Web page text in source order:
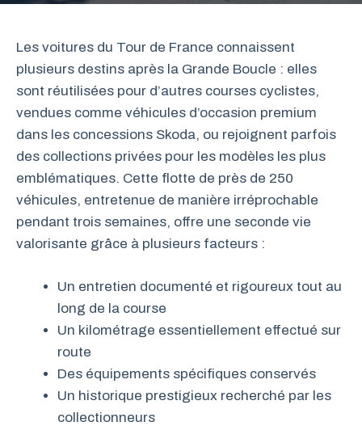
Les voitures du Tour de France connaissent
plusieurs destins après la Grande Boucle : elles
sont réutilisées pour d’autres courses cyclistes,
vendues comme véhicules d’occasion premium
dans les concessions Skoda, ou rejoignent parfois
des collections privées pour les modèles les plus
emblématiques. Cette flotte de près de 250
véhicules, entretenue de manière irréprochable
pendant trois semaines, offre une seconde vie
valorisante grâce à plusieurs facteurs :
Un entretien documenté et rigoureux tout au
long de la course
Un kilométrage essentiellement effectué sur
route
Des équipements spécifiques conservés
Un historique prestigieux recherché par les
collectionneurs